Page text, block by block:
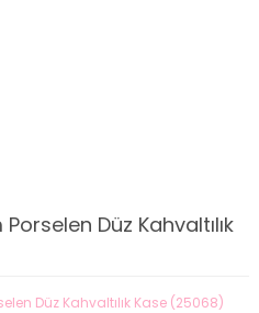
Düz Kahvaltılık